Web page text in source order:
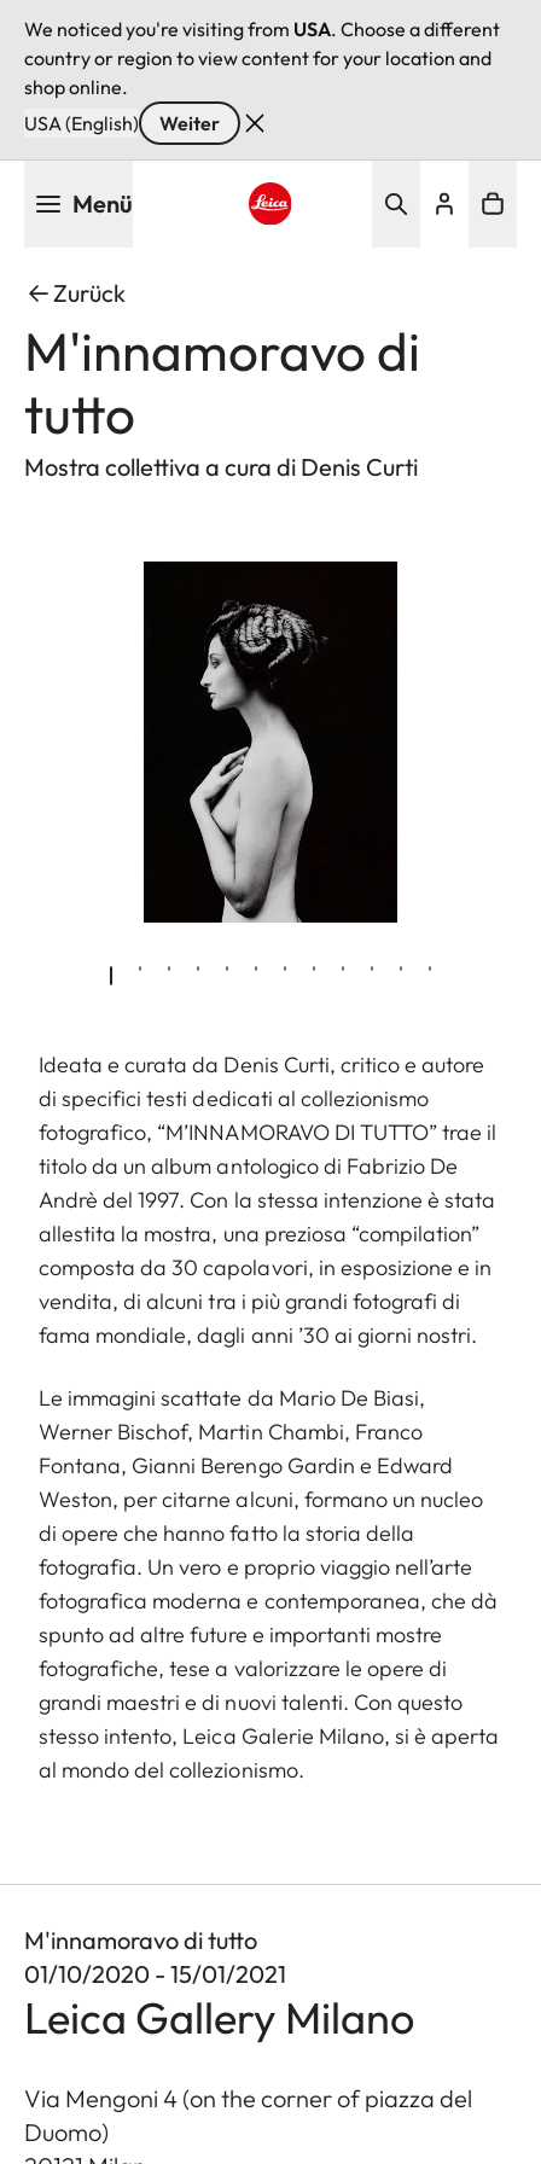
We noticed you're visiting from USA. Choose a different
country or region to view content for your location and
shop online.
USA (English)
Weiter
Menü
Zurück
M'innamoravo di
tutto
Mostra collettiva a cura di Denis Curti
Ideata e curata da Denis Curti, critico e autore
di specifici testi dedicati al collezionismo
fotografico, “M’INNAMORAVO DI TUTTO” trae il
titolo da un album antologico di Fabrizio De
Andrè del 1997. Con la stessa intenzione è stata
allestita la mostra, una preziosa “compilation”
composta da 30 capolavori, in esposizione e in
vendita, di alcuni tra i più grandi fotografi di
fama mondiale, dagli anni ’30 ai giorni nostri.
Le immagini scattate da Mario De Biasi,
Werner Bischof, Martin Chambi, Franco
Fontana, Gianni Berengo Gardin e Edward
Weston, per citarne alcuni, formano un nucleo
di opere che hanno fatto la storia della
fotografia. Un vero e proprio viaggio nell’arte
fotografica moderna e contemporanea, che dà
spunto ad altre future e importanti mostre
fotografiche, tese a valorizzare le opere di
grandi maestri e di nuovi talenti. Con questo
stesso intento, Leica Galerie Milano, si è aperta
al mondo del collezionismo.
M'innamoravo di tutto
01/10/2020 - 15/01/2021
Leica Gallery Milano
Via Mengoni 4 (on the corner of piazza del
Duomo)